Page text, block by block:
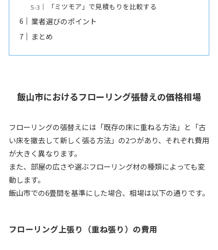
「ミツモア」で見積もりを比較する
業者選びのポイント
まとめ
飯山市におけるフローリング張替えの価格相場
フローリングの張替えには「既存の床に重ねる方法」と「古
い床を撤去して新しく張る方法」の2つがあり、それぞれ費用
が大きく異なります。
また、部屋の広さや選ぶフローリング材の種類によっても変
動します。
飯山市での6畳間を基準にした場合、相場は以下の通りです。
フローリング上張り（重ね張り）の費用